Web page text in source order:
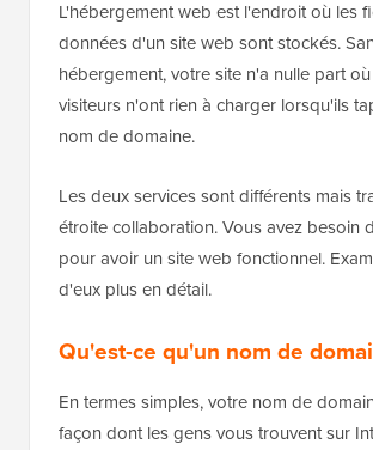
L'hébergement web est l'endroit où les
données d'un site web sont stockés.
hébergement, votre site n'a nulle part
visiteurs n'ont rien à charger lorsqu'ils
nom de domaine.
Les deux services sont différents mais
étroite collaboration. Vous avez besoin
pour avoir un site web fonctionnel.
d'eux plus en détail.
Qu'est-ce qu'un nom de
En termes simples, votre nom de
façon dont les gens vous trouvent sur